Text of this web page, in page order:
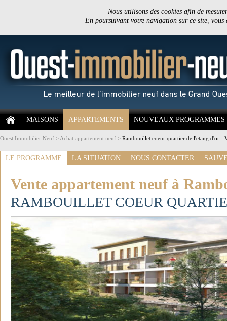
Nous utilisons des cookies afin de
En poursuivant votre navigation sur ce site,
MAISONS APPARTEMENTS NOUVEAUX PROGRAMMES
Ouest Immobilier Neuf > Achat appartement neuf > Rambouillet coeur quartier de l'etang d'or -
LE PROGRAMME LA SITUATION NOUS CONTACTER
Vente appartement neuf à
RAMBOUILLET COEUR